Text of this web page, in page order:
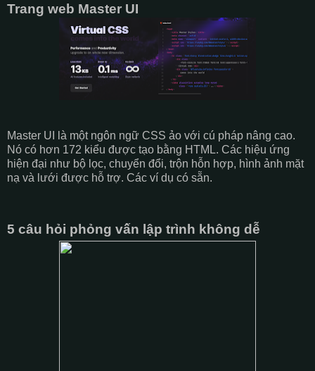
Trang web Master UI
Master UI là một ngôn ngữ CSS ảo với cú pháp nâng cao.
Nó có hơn 172 kiểu được tạo bằng HTML. Các hiệu ứng
hiện đại như bộ lọc, chuyển đổi, trộn hỗn hợp, hình ảnh mặt
nạ và lưới được hỗ trợ. Các ví dụ có sẵn.
5 câu hỏi phỏng vấn lập trình không dễ